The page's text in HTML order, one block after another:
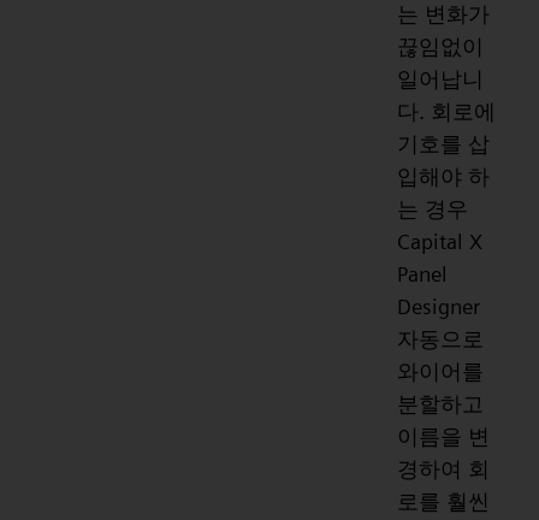
는 변화가
끊임없이
일어납니
다. 회로에
기호를 삽
입해야 하
는 경우
Capital X
Panel
Designer
자동으로
와이어를
분할하고
이름을 변
경하여 회
로를 훨씬